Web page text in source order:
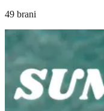
49 brani